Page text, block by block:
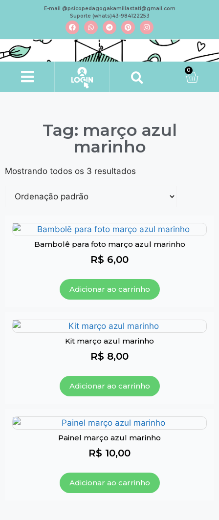
E-mail @psicopedagogakamillastati@gmail.com
Suporte (whats)43-984122253
0
Tag: março azul
marinho
Mostrando todos os 3 resultados
Bambolê para foto março azul marinho
R$ 6,00
Adicionar ao carrinho
Kit março azul marinho
R$ 8,00
Adicionar ao carrinho
Painel março azul marinho
R$ 10,00
Adicionar ao carrinho